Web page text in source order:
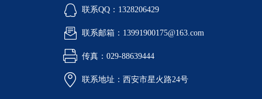
联系QQ：1328206429
联系邮箱：13991900175@163.com
传真：029-88639444
联系地址：西安市星火路24号